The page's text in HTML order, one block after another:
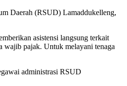
Daerah (RSUD) Lamaddukelleng,
asistensi langsung terkait
wajib pajak. Untuk melayani tenaga
administrasi RSUD